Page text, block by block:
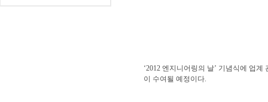
‘2012 엔지니어링의 날’ 기념식에 업
이 수여될 예정이다.